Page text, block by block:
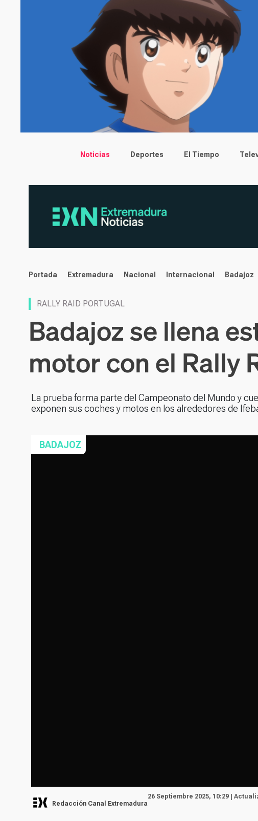
Main menu
Noticias Deportes El Tiempo
noticias
Portada Extremadura Nacional Internacional Badajoz
RALLY RAID PORTUGAL
Badajoz se llena
motor con el Rally
La prueba forma parte del Campeonato del Mundo y
exponen sus coches y motos en los alrededores de
BADAJOZ
Redacción Canal Extremadura
26 Septiembre 2025, 10:29 |